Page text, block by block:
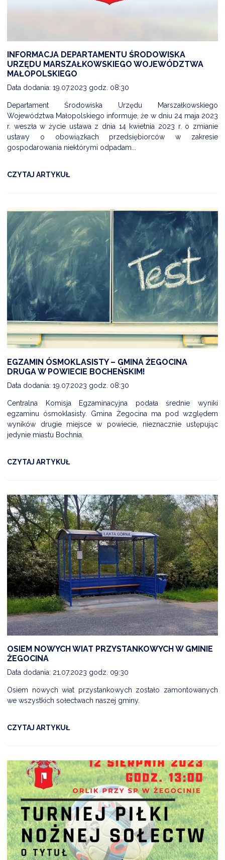
INFORMACJA DEPARTAMENTU ŚRODOWISKA
URZĘDU MARSZAŁKOWSKIEGO WOJEWÓDZTWA
MAŁOPOLSKIEGO
Data dodania: 19.07.2023 godz. 08:30
Departament Środowiska Urzędu Marszałkowskiego
Województwa Małopolskiego informuje, że w dniu 24 maja 2023
r. weszła w życie ustawa z dnia 14 kwietnia 2023 r. o zmianie
ustawy o obowiązkach przedsiębiorców w zakresie
gospodarowania niektórymi odpadam...
CZYTAJ ARTYKUŁ
EGZAMIN ÓSMOKLASISTY – GMINA ŻEGOCINA
DRUGA W POWIECIE BOCHEŃSKIM!
Data dodania: 19.07.2023 godz. 08:30
Centralna Komisja Egzaminacyjna podała średnie wyniki
egzaminu ósmoklasisty. Gmina Żegocina ma pod względem
wyników drugie miejsce w powiecie, nieznacznie ustępując
jedynie miastu Bochnia.
CZYTAJ ARTYKUŁ
OSIEM NOWYCH WIAT PRZYSTANKOWYCH W GMINIE
ŻEGOCINA
Data dodania: 21.07.2023 godz. 09:30
Osiem nowych wiat przystankowych zostało zamontowanych
we wszystkich sołectwach naszej gminy.
CZYTAJ ARTYKUŁ